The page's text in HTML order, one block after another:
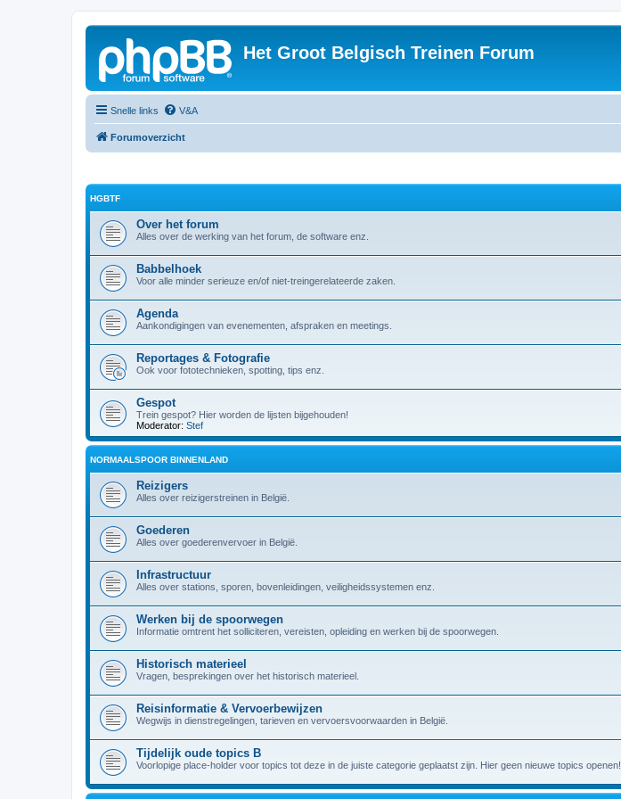
Het Groot Belgisch Treinen Forum
Snelle links V&A
Forumoverzicht
HGBTF
Over het forum
Alles over de werking van het forum, de software enz.
Babbelhoek
Voor alle minder serieuze en/of niet-treingerelateerde zaken.
Agenda
Aankondigingen van evenementen, afspraken en meetings.
Reportages & Fotografie
Ook voor fototechnieken, spotting, tips enz.
Gespot
Trein gespot? Hier worden de lijsten bijgehouden!
Moderator: Stef
NORMAALSPOOR BINNENLAND
Reizigers
Alles over reizigerstreinen in België.
Goederen
Alles over goederenvervoer in België.
Infrastructuur
Alles over stations, sporen, bovenleidingen, veiligheidssystemen enz.
Werken bij de spoorwegen
Informatie omtrent het solliciteren, vereisten, opleiding en werken bij de spoorwegen.
Historisch materieel
Vragen, besprekingen over het historisch materieel.
Reisinformatie & Vervoerbewijzen
Wegwijs in dienstregelingen, tarieven en vervoersvoorwaarden in België.
Tijdelijk oude topics B
Voorlopige place-holder voor topics tot deze in de juiste categorie geplaatst zijn. Hier geen nieuwe topics openen!